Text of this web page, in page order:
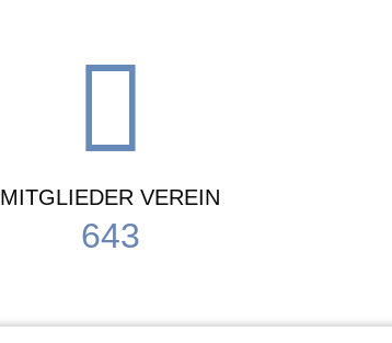
MITGLIEDER VEREIN
643